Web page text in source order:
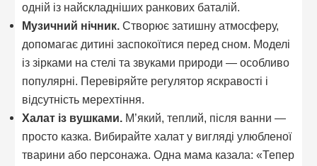
одній із найскладніших ранкових баталій.
Музичний нічник. Створює затишну атмосферу,
допомагає дитині заспокоїтися перед сном. Моделі
із зірками на стелі та звуками природи — особливо
популярні. Перевіряйте регулятор яскравості і
відсутність мерехтіння.
Халат із вушками. М’який, теплий, після ванни —
просто казка. Вибирайте халат у вигляді улюбленої
тварини або персонажа. Одна мама казала: «Тепер